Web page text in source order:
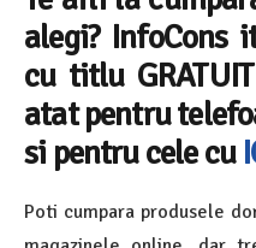
alegi? InfoCons
cu titlu
atat pentru
si pentru cele cu
Poti cumpara produsele